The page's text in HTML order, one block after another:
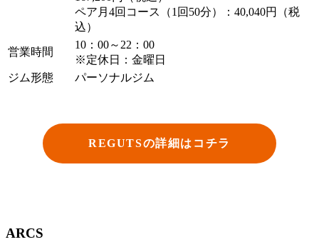
ペア月4回コース（1回50分）：40,040円（税
込）
営業時間
10：00～22：00
※定休日：金曜日
ジム形態
パーソナルジム
REGUTSの詳細はコチラ
ARCS